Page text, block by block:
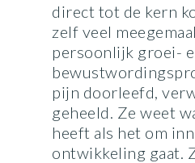
direct tot de kern
zelf veel
persoonlijk groei-
pijn doorleefd,
geheeld. Ze weet
heeft als het om
ontwikkeling gaat.